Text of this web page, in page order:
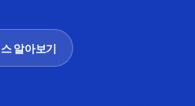
알아보기